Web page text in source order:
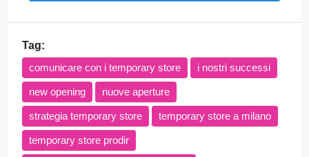
Tag:
comunicare con i temporary store
i nostri successi
new opening nuove aperture
strategia temporary store temporary store a milano
temporary store prodir